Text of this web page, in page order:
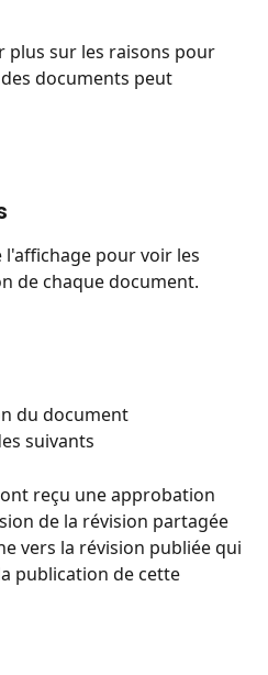
plus sur les raisons pour
documents peut
l'affichage pour voir les
de chaque document.
du document
suivants
reçu une approbation
de la révision partagée
vers la révision publiée qui
publication de cette